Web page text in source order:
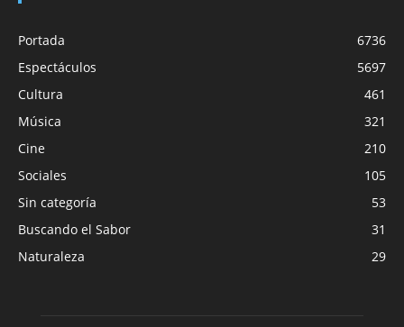
Portada
6736
Espectáculos
5697
Cultura
461
Música
321
Cine
210
Sociales
105
Sin categoría
53
Buscando el Sabor
31
Naturaleza
29